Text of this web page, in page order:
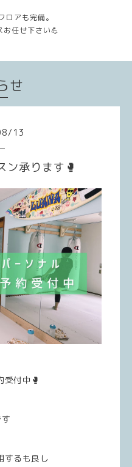
ロアも完備。
お任せ下さい💪
せ
/ 13
ン承ります🥊
受付中🥊
するも良し